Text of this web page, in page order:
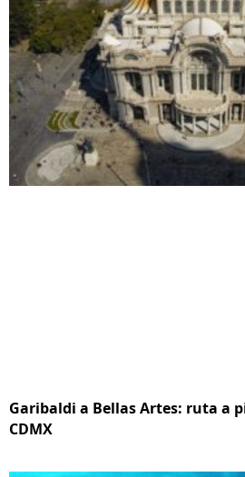
Garibaldi a Bellas Artes: ruta a
CDMX